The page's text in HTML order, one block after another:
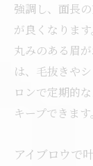
強調し、面長
が良くなりま
丸みのある眉
は、毛抜きや
ロンで定期的
キープできます。
アイブロウで